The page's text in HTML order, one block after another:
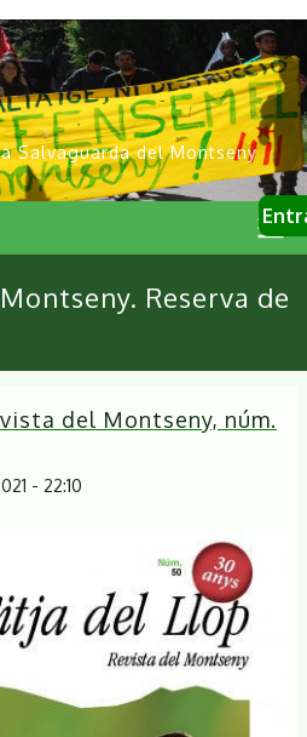
Salvaguarda del Montseny
Reserva de
del Montseny, núm.
- 22:10